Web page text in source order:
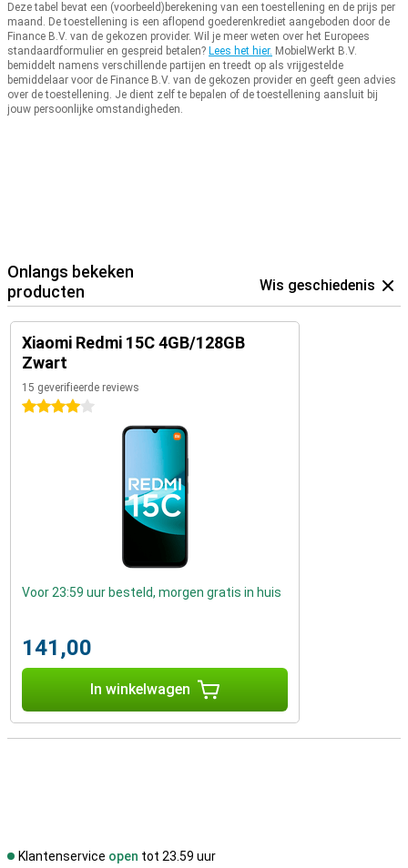
Deze tabel bevat een (voorbeeld)berekening van een toestellening en de prijs per
maand. De toestellening is een aflopend goederenkrediet aangeboden door de
Finance B.V. van de gekozen provider. Wil je meer weten over het Europees
standaardformulier en gespreid betalen? Lees het hier. MobielWerkt B.V.
bemiddelt namens verschillende partijen en treedt op als vrijgestelde
bemiddelaar voor de Finance B.V. van de gekozen provider en geeft geen advies
over de toestellening. Je dient zelf te bepalen of de toestellening aansluit bij
jouw persoonlijke omstandigheden.
Onlangs bekeken
producten
Wis geschiedenis
Xiaomi Redmi 15C 4GB/128GB
Zwart
15 geverifieerde reviews
4 sterren
Voor 23:59 uur besteld, morgen gratis in huis
141,00
In winkelwagen
Klantenservice open tot 23.59 uur